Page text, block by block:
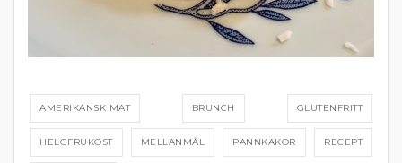
AMERIKANSK MAT BRUNCH GLUTENFRITT
HELGFRUKOST MELLANMÅL PANNKAKOR RECEPT